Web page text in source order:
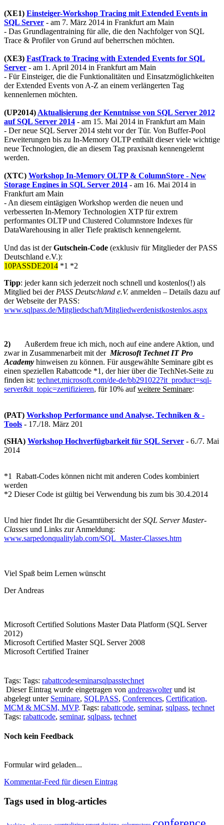
(XE1) Einsteiger-Workshop Tracing mit Extended Events in
SQL Server - am 7. März 2014 in Frankfurt am Main
- Das Grundlagentraining für alle, die den Nachfolger von SQL
Trace & Profiler von Grund auf beherrschen möchten.
(XE3) FastTrack to Tracing with Extended Events for SQL
Server - am 1. April 2014 in Frankfurt am Main
- Für Einsteiger, die die Funktionalitäten und Einsatzmöglichkeiten
der Extended Events von A-Z an einem verlängerten Tag
kennenlernen möchten.
(UP2014) Aktualisierung der Kenntnisse von SQL Server 2012
auf SQL Server 2014 - am 15. Mai 2014 in Frankfurt am Main
- Der neue SQL Server 2014 steht vor der Tür. Von Buffer-Pool
Erweiterungen bis zu In-Memory OLTP enthält dieser viele wichtige
neue Technologien, die an diesem Tag praxisnah kennengelernt
werden.
(XTC) Workshop In-Memory OLTP & ColumnStore - New
Storage Engines in SQL Server 2014 - am 16. Mai 2014 in
Frankfurt am Main
- An diesem eintägigen Workshop werden die neuen und
verbesserten In-Memory Technologien XTP für extrem
performantes OLTP und Clustered Columnstore Indexes für
DataWarehousing in aller Tiefe praktisch kennengelernt.
Und das ist derGutschein-Code (exklusiv für Mitglieder der PASS
Deutschland e.V.):
10PASSDE2014 *1 *2
Tipp: jeder kann sich jederzeit noch schnell und kostenlos(!) als
Mitglied bei der PASS Deutschland e.V. anmelden – Details dazu auf
der Webseite der PASS:
www.sqlpass.de/Mitgliedschaft/Mitgliedwerdenistkostenlos.aspx
2) Außerdem freue ich mich, noch auf eine andere Aktion, und
zwar in Zusammenarbeit mit der Microsoft Technet IT Pro
Academy hinweisen zu können. Für ausgewählte Seminare gibt es
einen speziellen Rabattcode *1, der hier über die TechNet-Seite zu
finden ist: technet.microsoft.com/de-de/bb291022?it_product=sql-
server&it_topic=zertifizieren, für 10% aufweitere Seminare:
(PAT) Workshop Performance und Analyse, Techniken & -
Tools - 17./18. März 201
(SHA) Workshop Hochverfügbarkeit für SQL Server - 6./7. Mai
2014
*1 Rabatt-Codes können nicht mit anderen Codes kombiniert
werden
*2 Dieser Code ist gültig bei Verwendung bis zum bis 30.4.2014
Und hier findet Ihr die Gesamtübersicht derSQL Server Master-
Classes und Links zur Anmeldung:
www.sarpedonqualitylab.com/SQL_Master-Classes.htm
Viel Spaß beim Lernen wünscht
Der Andreas
Microsoft Certified Solutions Master Data Platform (SQL Server
2012)
Microsoft Certified Master SQL Server 2008
Microsoft Certified Trainer
Tags: Tags: rabattcodeseminarsqlpasstechnet
Dieser Eintrag wurde eingetragen von andreaswolterund ist
abgelegt unter Seminare, SQLPASS, Conferences, Certification,
MCM & MCSM, MVP. Tags: rabattcode, seminar, sqlpass, technet
Tags: rabattcode, seminar, sqlpass, technet
Noch kein Feedback
Formular wird geladen...
Kommentar-Feed für diesen Eintrag
Tags used in blog-articles